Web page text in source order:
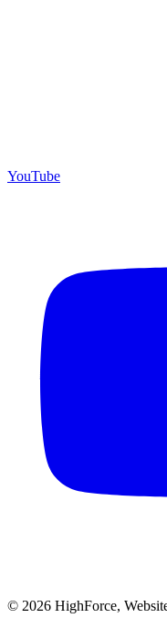
YouTube
© 2026 HighForce,